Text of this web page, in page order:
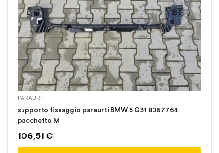
PARAURTI
supporto fissaggio paraurti BMW 5 G31 8067764
pacchetto M
106,51 €